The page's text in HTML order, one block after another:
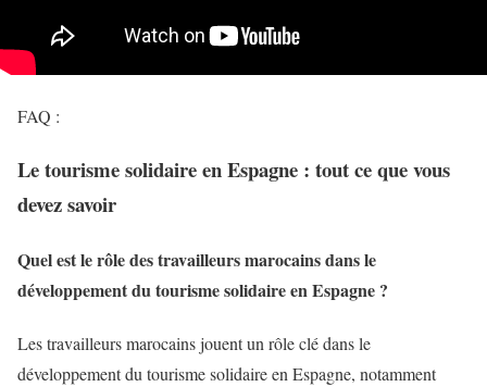
FAQ :
Le tourisme solidaire en Espagne : tout ce que vous
devez savoir
Quel est le rôle des travailleurs marocains dans le
développement du tourisme solidaire en Espagne ?
Les travailleurs marocains jouent un rôle clé dans le
développement du tourisme solidaire en Espagne, notamment